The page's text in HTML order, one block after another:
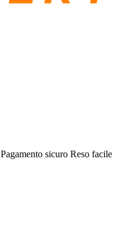
Pagamento sicuro Reso facile